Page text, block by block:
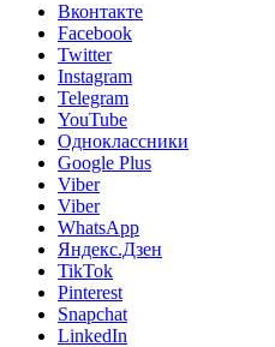
Вконтакте
Facebook
Twitter
Instagram
Telegram
YouTube
Одноклассники
Google Plus
Viber
Viber
WhatsApp
Яндекс.Дзен
TikTok
Pinterest
Snapchat
LinkedIn